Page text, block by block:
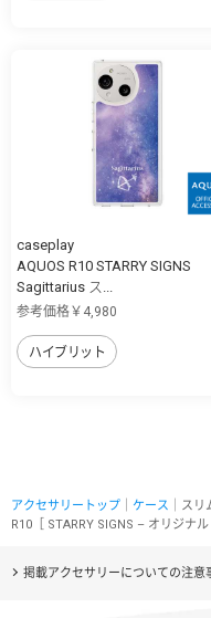
caseplay
AQUOS R10 STARRY SIGNS
Sagittarius ス...
参考価格￥4,980
ハイブリット
アクセサリートップ ケース ｜ス
R10［ STARRY SIGNS – オリジナ
掲載アクセサリーについての注意